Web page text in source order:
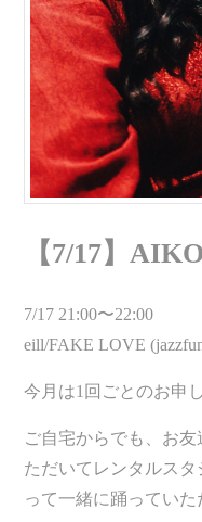
【7/17】
7/17 21:00〜22:00
eill/FAKE LOVE
今月は1回ごとのお申
ご自宅からでも、お
ただいてレンタルス
って一緒に踊ってい